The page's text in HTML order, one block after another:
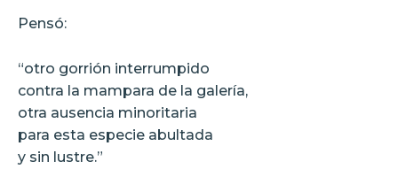
Pensó:
“otro gorrión interrumpido
contra la mampara de la galería,
otra ausencia minoritaria
para esta especie abultada
y sin lustre.”